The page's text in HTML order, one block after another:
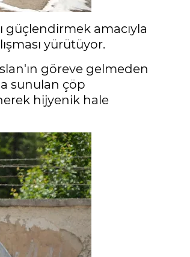
güçlendirmek amacıyla
yürütüyor.
göreve gelmeden
sunulan çöp
hijyenik hale